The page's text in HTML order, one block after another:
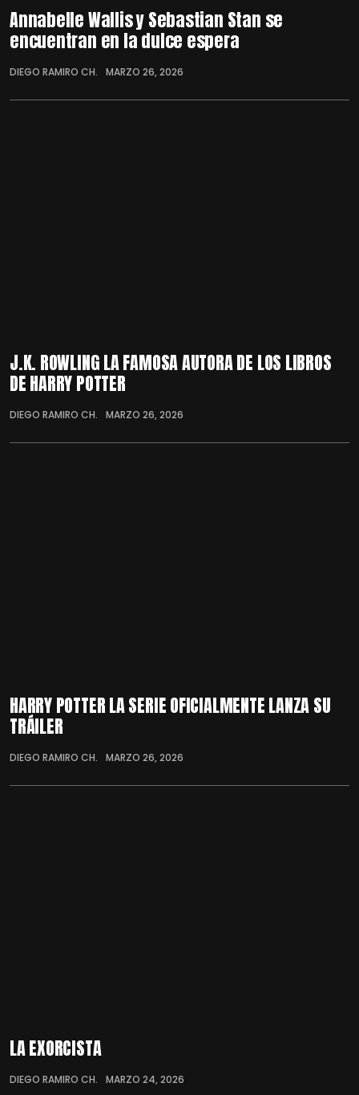
Annabelle Wallis y Sebastian Stan se
encuentran en la dulce espera
DIEGO RAMIRO CH. MARZO 26, 2026
J.K. ROWLING LA FAMOSA AUTORA DE LOS LIBROS
DE HARRY POTTER
DIEGO RAMIRO CH. MARZO 26, 2026
HARRY POTTER LA SERIE OFICIALMENTE LANZA SU
TRÁILER
DIEGO RAMIRO CH. MARZO 26, 2026
LA EXORCISTA
DIEGO RAMIRO CH. MARZO 24, 2026